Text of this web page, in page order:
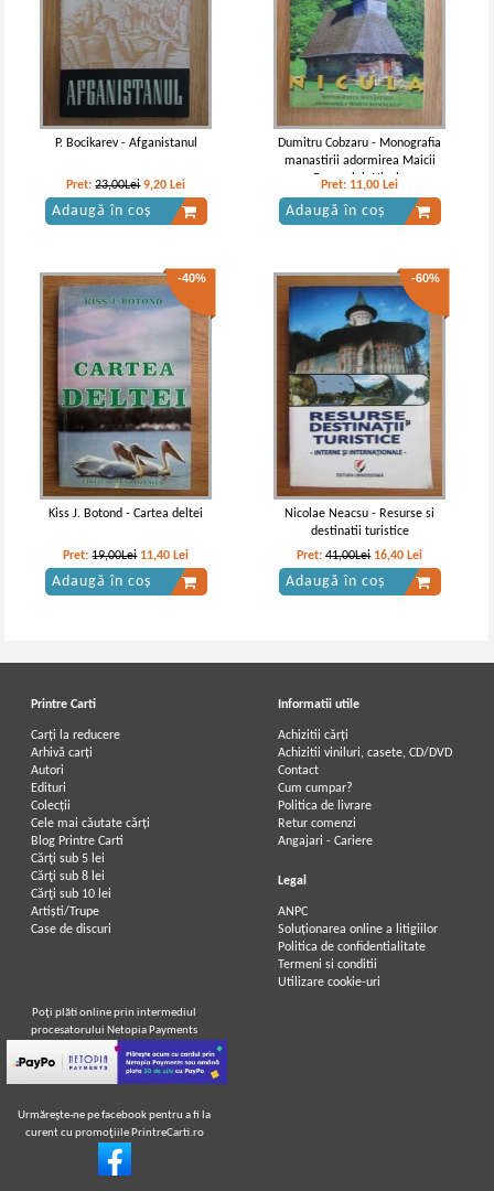
P. Bocikarev - Afganistanul
Pret:23,00Lei 9,20 Lei
Adaugă în coș
Dumitru Cobzaru - Monografia
manastirii adormirea Maicii
Domnului. Nicula
Pret: 11,00 Lei
Adaugă în coș
-40%
Kiss J. Botond - Cartea deltei
Pret:19,00Lei 11,40 Lei
Adaugă în coș
-60%
Nicolae Neacsu - Resurse si
destinatii turistice
Pret:41,00Lei 16,40 Lei
Adaugă în coș
Printre Carti
Carți la reducere
Arhivă carți
Autori
Edituri
Colecții
Cele mai căutate cărți
Blog Printre Carti
Cărţi sub 5 lei
Cărţi sub 8 lei
Cărţi sub 10 lei
Artiști/Trupe
Case de discuri
Informatii utile
Achizitii cărți
Achizitii viniluri, casete, CD/DVD
Contact
Cum cumpar?
Politica de livrare
Retur comenzi
Angajari - Cariere
Legal
ANPC
Soluționarea online a litigiilor
Politica de confidentialitate
Termeni si conditii
Utilizare cookie-uri
Poţi plăti online prin intermediul
procesatorului Netopia Payments
Urmăreşte-ne pe facebook pentru a fi la
curent cu promoţiile PrintreCarti.ro